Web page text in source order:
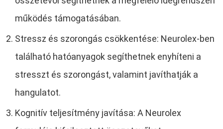
működés támogatásában.
Stressz és szorongás csökkentése: Neurolex-ben
található hatóanyagok segíthetnek enyhíteni a
stresszt és szorongást, valamint javíthatják a
hangulatot.
Kognitív teljesítmény javítása: A Neurolex